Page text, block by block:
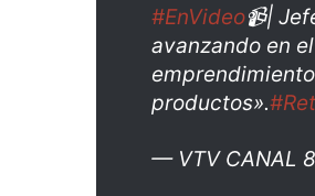
#EnVideo📹|
avanzando en
productos».
— VTV CANAL